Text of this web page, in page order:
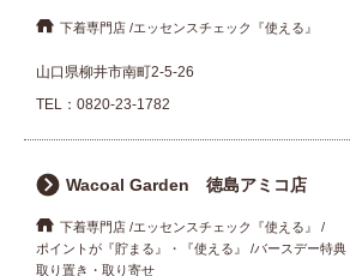
下着専門店 エッセンスチェック『使える』
山口県柳井市南町2-5-26
TEL： 0820-23-1782
Wacoal Garden 徳島アミコ店
下着専門店 エッセンスチェック『使える』
ポイントが『貯まる』・『使える』
バースデー特典
取り置き・取り寄せ